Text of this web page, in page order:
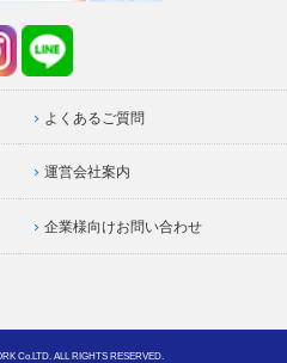
よくあるご質問
運営会社案内
企業様向けお問い合わせ
Co.LTD. ALL RIGHTS RESERVED.